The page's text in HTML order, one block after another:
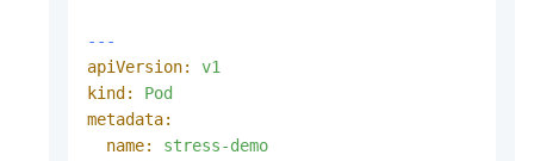
---
apiVersion:
v1
kind:
Pod
metadata:
name:
stress-demo